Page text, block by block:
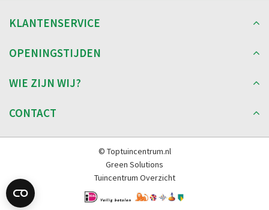
KLANTENSERVICE
OPENINGSTIJDEN
WIE ZIJN WIJ?
CONTACT
© Toptuincentrum.nl
Green Solutions
Tuincentrum Overzicht